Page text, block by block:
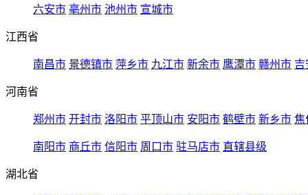
六安市 亳州市 池州市 宣城市
江西省
南昌市 景德镇市 萍乡市 九江市 新余市 鹰潭市 赣州市 吉
河南省
郑州市 开封市 洛阳市 平顶山市 安阳市 鹤壁市 新乡市 焦
南阳市 商丘市 信阳市 周口市 驻马店市 直辖县级
湖北省